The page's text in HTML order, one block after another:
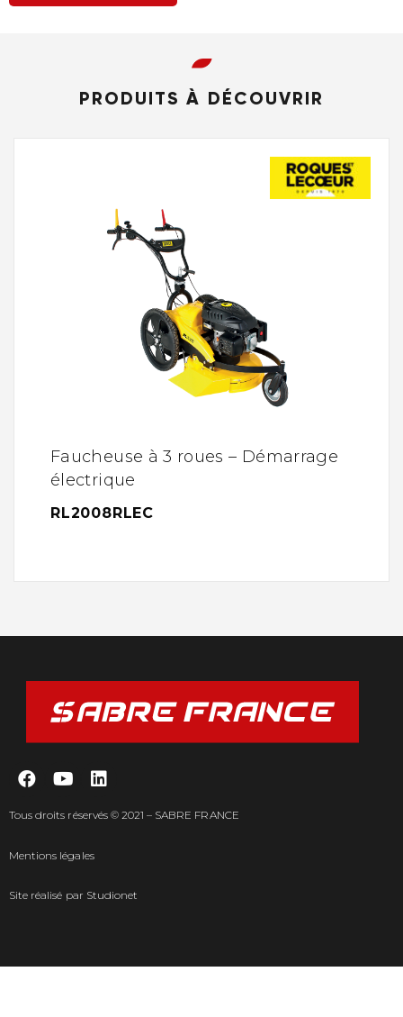
PRODUITS À DÉCOUVRIR
Faucheuse à 3 roues – Démarrage
électrique
RL2008RLEC
Tous droits réservés © 2021 – SABRE FRANCE
Mentions légales
Site réalisé par Studionet